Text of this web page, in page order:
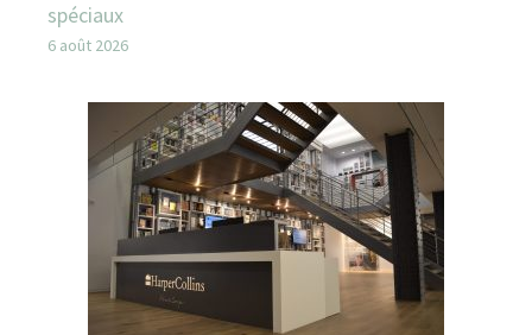
spéciaux
6 août 2026